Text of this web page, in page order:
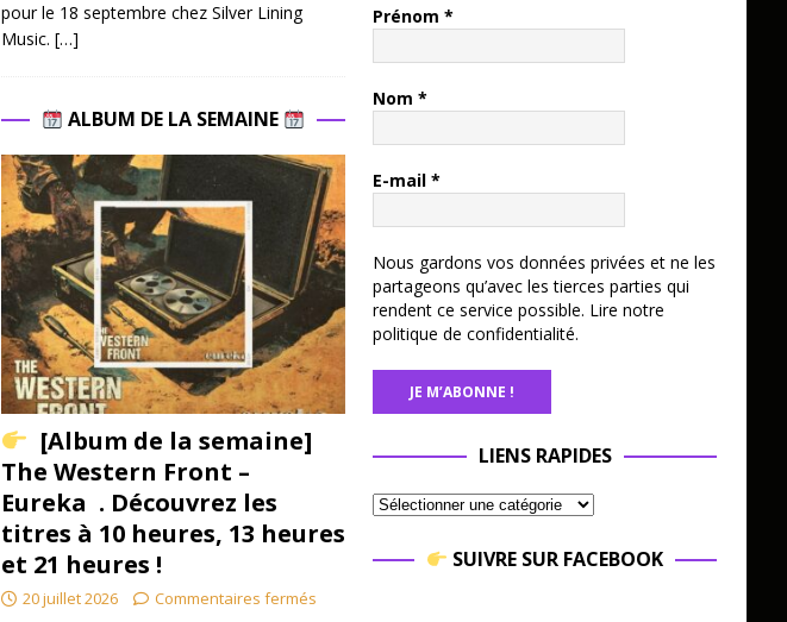
pour le 18 septembre chez Silver Lining
Music. […]
ALBUM DE LA SEMAINE
[Album de la semaine]
The Western Front –
Eureka . Découvrez les
titres à 10 heures, 13 heures
et 21 heures !
20 juillet 2026 Commentaires fermés
Prénom *
Nom *
E-mail *
Nous gardons vos données privées et ne les
partageons qu’avec les tierces parties qui
rendent ce service possible. Lire notre
politique de confidentialité.
LIENS RAPIDES
SUIVRE SUR FACEBOOK